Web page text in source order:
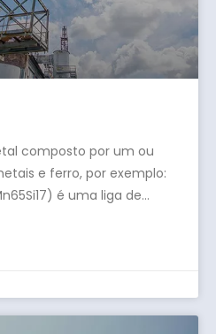
composto por um ou
e ferro, por exemplo:
é uma liga de
para a siderurgia e